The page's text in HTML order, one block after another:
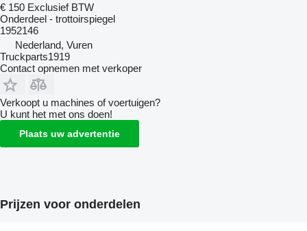
€ 150 Exclusief BTW
Onderdeel - trottoirspiegel
1952146
Nederland, Vuren
Truckparts1919
Contact opnemen met verkoper
Verkoopt u machines of voertuigen?
U kunt het met ons doen!
Plaats uw advertentie
Prijzen voor onderdelen